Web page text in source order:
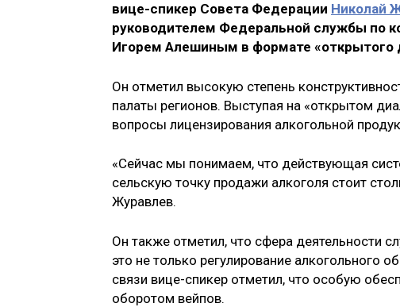
вице-спикер Совета Федерации Николай
руководителем Федеральной службы по
Игорем Алешиным в формате «открытого
Он отметил высокую степень
палаты регионов. Выступая на «открытом
вопросы лицензирования алкогольной
«Сейчас мы понимаем, что действующая
сельскую точку продажи алкоголя стоит
Журавлев.
Он также отметил, что сфера деятельности
это не только регулирование алкогольного
связи вице-спикер отметил, что особую
оборотом вейпов.